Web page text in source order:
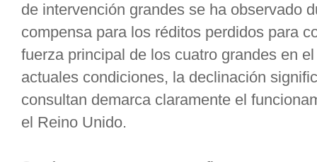
de intervención grandes se ha observado
compensa para los réditos perdidos para
fuerza principal de los cuatro grandes en
actuales condiciones, la declinación
consultan demarca claramente el
el Reino Unido.